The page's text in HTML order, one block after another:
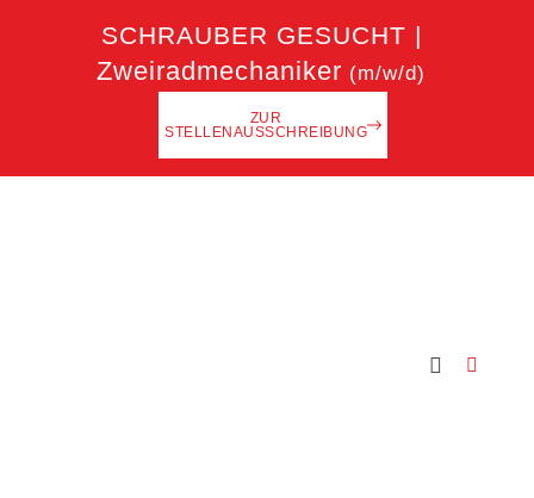
SCHRAUBER GESUCHT |
Zweiradmechaniker (m/w/d)
ZUR
STELLENAUSSCHREIBUNG